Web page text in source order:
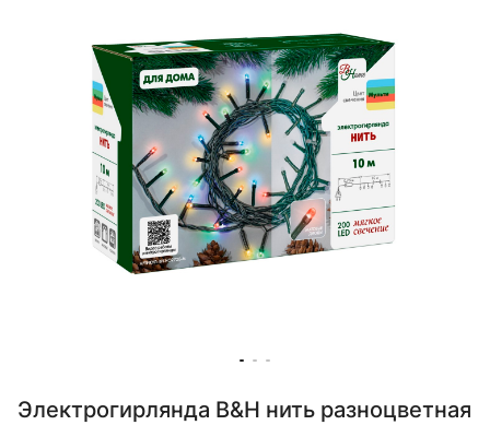
Электрогирлянда B&H нить разноцветная